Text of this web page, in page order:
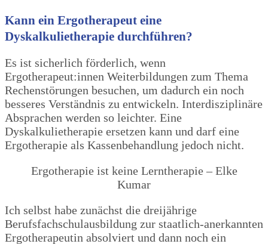
Kann ein Ergotherapeut eine
Dyskalkulietherapie durchführen?
Es ist sicherlich förderlich, wenn
Ergotherapeut:innen Weiterbildungen zum Thema
Rechenstörungen besuchen, um dadurch ein noch
besseres Verständnis zu entwickeln. Interdisziplinäre
Absprachen werden so leichter. Eine
Dyskalkulietherapie ersetzen kann und darf eine
Ergotherapie als Kassenbehandlung jedoch nicht.
Ergotherapie ist keine Lerntherapie – Elke
Kumar
Ich selbst habe zunächst die dreijährige
Berufsfachschulausbildung zur staatlich-anerkannten
Ergotherapeutin absolviert und dann noch ein